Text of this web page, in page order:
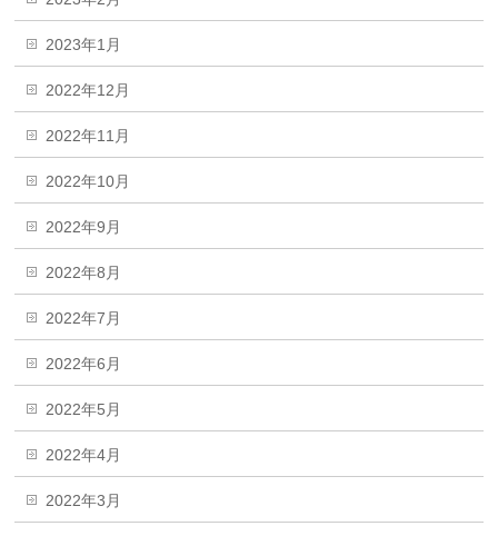
2023年1月
2022年12月
2022年11月
2022年10月
2022年9月
2022年8月
2022年7月
2022年6月
2022年5月
2022年4月
2022年3月